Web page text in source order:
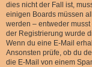
dies nicht der Fall ist,
einigen Boards müssen
werden – entweder
der Registrierung wurde
Wenn du eine E-Mail
Ansonsten prüfe, ob du
die E-Mail von einem